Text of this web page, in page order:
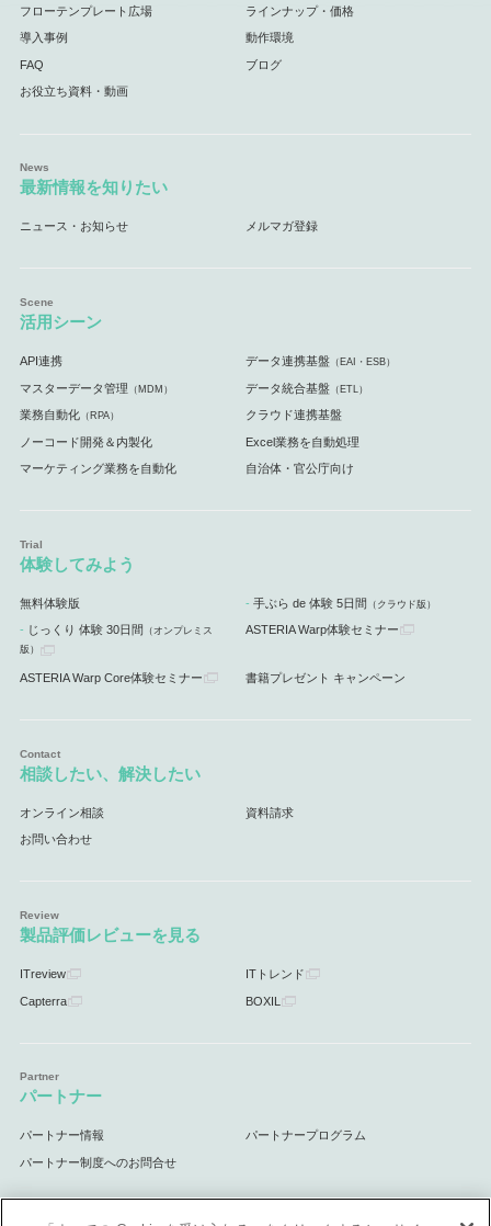
フローテンプレート広場 ラインナップ・価格
導入事例 動作環境
FAQ ブログ
お役立ち資料・動画
最新情報を知りたい
ニュース・お知らせ メルマガ登録
活用シーン
API連携 データ連携基盤 （EAI・ESB）
マスターデータ管理 （MDM） データ統合基盤 （ETL）
業務自動化（RPA） クラウド連携基盤
ノーコード開発＆内製化 Excel業務を自動処理
マーケティング業務を自動化 自治体・官公庁向け
体験してみよう
無料体験版 手ぶら de 体験 5日間 （クラウド版）
じっくり 体験 30日間 （オンプレミス
版）
ASTERIA Warp体験セミナー
ASTERIA Warp Core体験セミナー 書籍プレゼント キャンペーン
相談したい、解決したい
オンライン相談 資料請求
お問い合わせ
製品評価レビューを見る
ITreview ITトレンド
Capterra BOXIL
パートナー
パートナー情報 パートナープログラム
パートナー制度へのお問合せ